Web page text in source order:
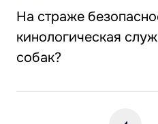
На страже
кинологическая
собак?